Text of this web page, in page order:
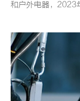
和户外电器，2023